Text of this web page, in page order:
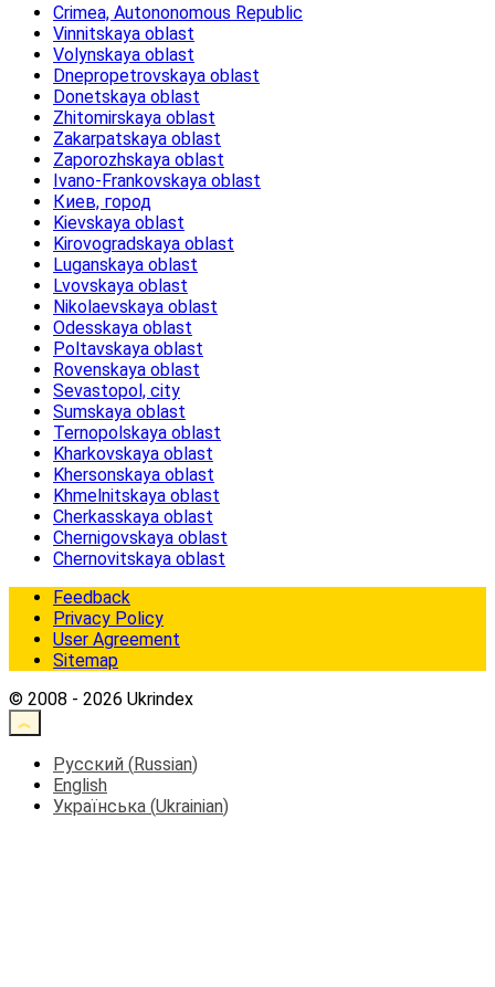
Crimea, Autononomous Republic
Vinnitskaya oblast
Volynskaya oblast
Dnepropetrovskaya oblast
Donetskaya oblast
Zhitomirskaya oblast
Zakarpatskaya oblast
Zaporozhskaya oblast
Ivano-Frankovskaya oblast
Киев, город
Kievskaya oblast
Kirovogradskaya oblast
Luganskaya oblast
Lvovskaya oblast
Nikolaevskaya oblast
Odesskaya oblast
Poltavskaya oblast
Rovenskaya oblast
Sevastopol, city
Sumskaya oblast
Ternopolskaya oblast
Kharkovskaya oblast
Khersonskaya oblast
Khmelnitskaya oblast
Cherkasskaya oblast
Chernigovskaya oblast
Chernovitskaya oblast
Feedback
Privacy Policy
User Agreement
Sitemap
© 2008 - 2026 Ukrindex
Русский (Russian)
English
Українська (Ukrainian)